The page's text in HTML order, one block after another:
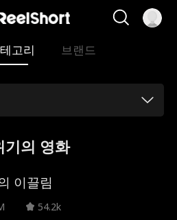
고리 브랜드
의 영화
이끌림
54.2k